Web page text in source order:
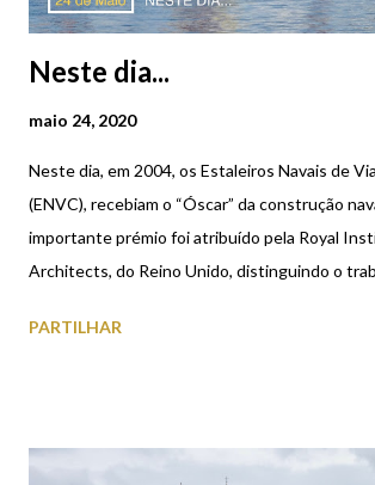
Neste dia...
maio 24, 2020
Neste dia, em 2004, os Estaleiros Navais de
(ENVC), recebiam o “Óscar” da construção
importante prémio foi atribuído pela Royal
Architects, do Reino Unido, distinguindo o
assegura as ligações entre as ilhas da
Navais de Viana do Castelo (ENVC) foram
PARTILHAR